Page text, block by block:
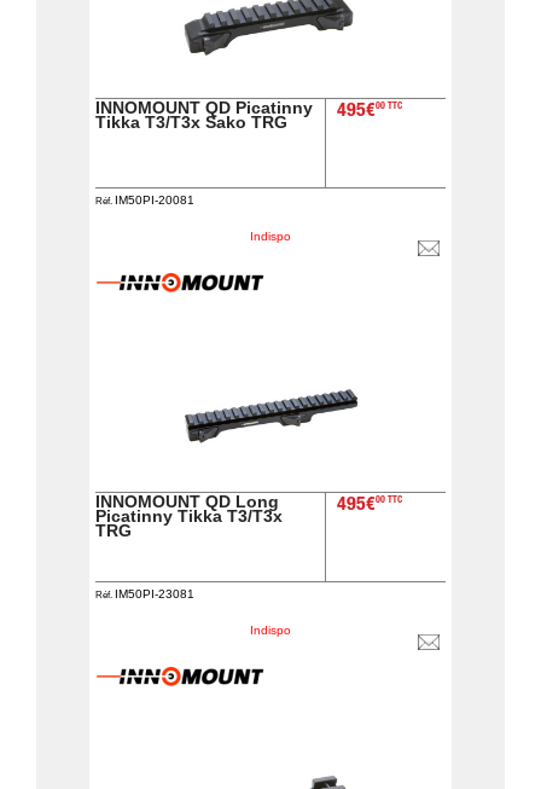
INNOMOUNT QD Picatinny
Tikka T3/T3x Sako TRG
Indispo
495€00 TTC
Réf. IM50PI-20081
INNOMOUNT QD Long
Picatinny Tikka T3/T3x
TRG
Indispo
495€00 TTC
Réf. IM50PI-23081